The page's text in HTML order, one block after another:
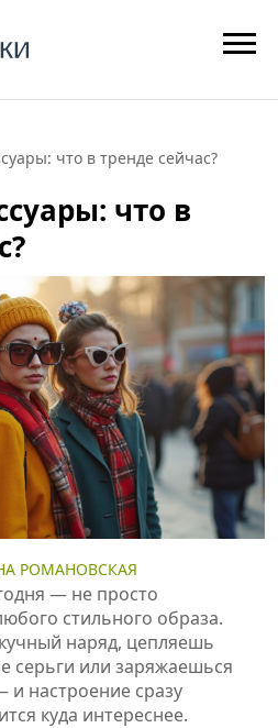
что в тренде сейчас?
что в
РОМАНОВСКАЯ
— не просто
стильного образа.
наряд, цепляешь
серьги или заряжаешься
настроение сразу
куда интереснее.